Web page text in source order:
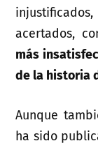
acertados,
más
de la historia
Aunque
ha sido